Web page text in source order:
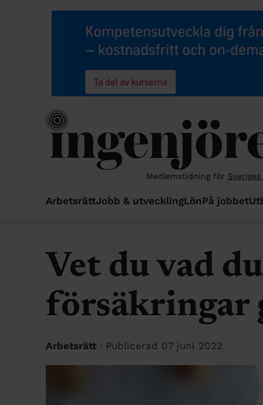
Medlemstidning för
ArbetsrättJobb & utvecklingLönPå jobbet
Vet du vad
försäkringar
Arbetsrätt · Publicerad 07 juni 2022